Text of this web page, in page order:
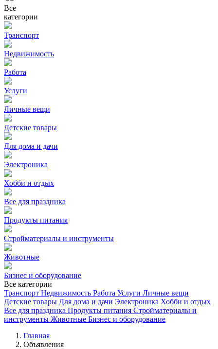
Все
категории
Транспорт
Недвижимость
Работа
Услуги
Личные вещи
Детские товары
Для дома и дачи
Электроника
Хобби и отдых
Все для праздника
Продукты питания
Стройматериалы и инструменты
Животные
Бизнес и оборудование
Все категории
Транспорт Недвижимость Работа Услуги Личные вещи
Детские товары Для дома и дачи Электроника Хобби и отдых
Все для праздника Продукты питания Стройматериалы и
инструменты Животные Бизнес и оборудование
Главная
Объявления